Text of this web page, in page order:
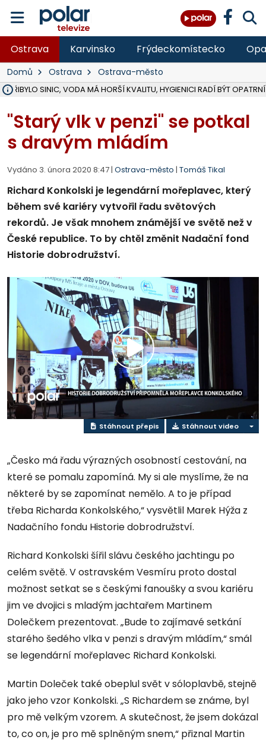
Ostrava Karvinsko Frýdeckomístecko
Domů Ostrava Ostrava-město
PŘIBYLO SINIC, VODA MÁ HORŠÍ KVALITU, HYGIENICI RADÍ BÝT OPATRNÍ
"Starý vlk v penzi" se potkal
s dravým mládím
Vydáno 3. února 2020 8:47 | Ostrava-město | Tomáš Tikal
Richard Konkolski je legendární mořeplavec, který
během své kariéry vytvořil řadu světových
rekordů. Je však mnohem známější ve světě než v
České republice. To by chtěl změnit Nadační fond
Historie dobrodružství.
Přehrát
video
Stáhnout přepis Stáhnout video
„Česko má řadu výrazných osobností cestování, na
které se pomalu zapomíná. My si ale myslíme, že na
některé by se zapomínat nemělo. A to je případ
třeba Richarda Konkolského,“ vysvětlil Marek Hýža z
Nadačního fondu Historie dobrodružství.
Richard Konkolski šířil slávu českého jachtingu po
celém světě. V ostravském Vesmíru proto dostal
možnost setkat se s českými fanoušky a svou kariéru
jim ve dvojici s mladým jachtařem Martinem
Dolečkem prezentovat. „Bude to zajímavé setkání
starého šedého vlka v penzi s dravým mládím,“ smál
se legendární mořeplavec Richard Konkolski.
Martin Doleček také obeplul svět v sóloplavbě, stejně
jako jeho vzor Konkolski. „S Richardem se známe, byl
pro mě velkým vzorem. A skutečnost, že jsem dokázal
to, co on, je pro mě splněným snem,“ přiznal Martin